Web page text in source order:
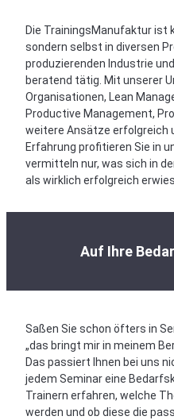
Die TrainingsManufaktur ist
sondern selbst in diversen
produzierenden Industrie
beratend tätig. Mit unserer
Organisationen, Lean
Productive Management,
weitere Ansätze erfolgreich
Erfahrung profitieren Sie in
vermitteln nur, was sich in
als wirklich erfolgreich
Auf Ihre
Saßen Sie schon öfters in
„das bringt mir in meinem
Das passiert Ihnen bei uns
jedem Seminar eine
Trainern erfahren, welche
werden und ob diese die